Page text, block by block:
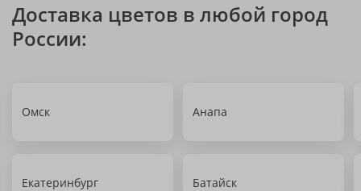
Доставка цветов в любой город
России:
Омск Анапа
Екатеринбург Батайск